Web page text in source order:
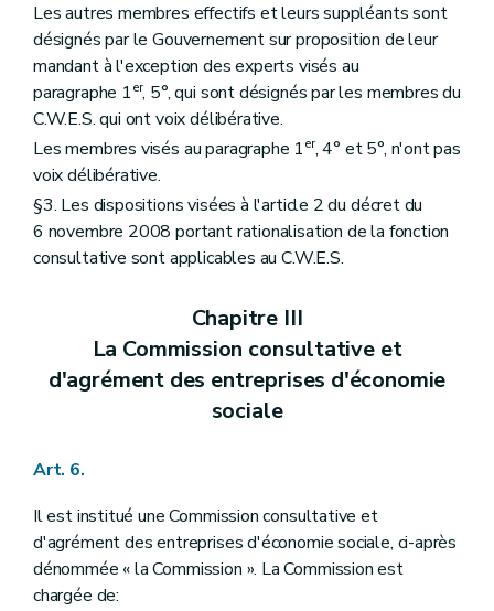
Les autres membres effectifs et leurs suppléants sont
désignés par le Gouvernement sur proposition de leur
mandant à l'exception des experts visés au
paragraphe 1er, 5°, qui sont désignés par les membres du
C.W.E.S. qui ont voix délibérative.
Les membres visés au paragraphe 1er, 4° et 5°, n'ont pas
voix délibérative.
§3. Les dispositions visées à l'article 2 du décret du
6 novembre 2008 portant rationalisation de la fonction
consultative sont applicables au C.W.E.S.
Chapitre III
La Commission consultative et
d'agrément des entreprises d'économie
sociale
Art. 6.
Il est institué une Commission consultative et
d'agrément des entreprises d'économie sociale, ci-après
dénommée « la Commission ». La Commission est
chargée de: